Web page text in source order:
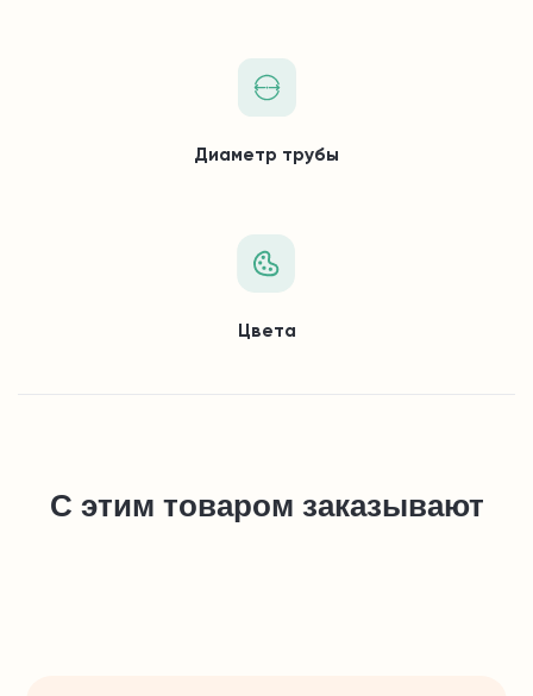
Диаметр трубы
Цвета
С этим товаром заказывают